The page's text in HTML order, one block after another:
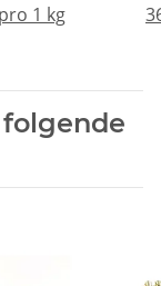
1 kg